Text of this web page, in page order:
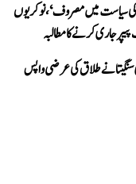
کی سیاست میں مصروف‘، نوکریوں
جاری کرنے کا مطالبہ
سنگیتا نے طلاق کی عرضی واپس